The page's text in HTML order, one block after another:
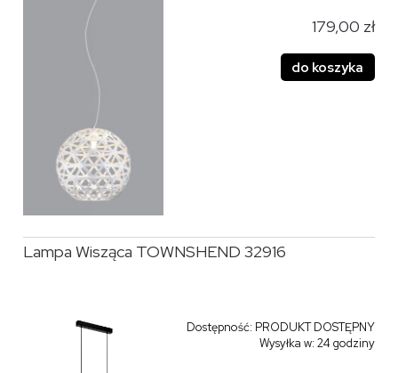
179,00 zł
do koszyka
Lampa Wisząca TOWNSHEND 32916
Dostępność: PRODUKT DOSTĘPNY
Wysyłka w:24 godziny